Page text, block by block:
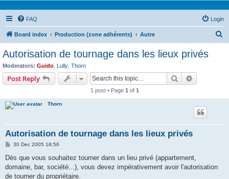
FAQ Login
Board index Production (zone adhérents) Autre
Autorisation de tournage dans les lieux privés
Moderators: Guido Lully Thorn
Post Reply Search
1 post • Page 1 of 1
Thorn
Autorisation de tournage dans les lieux privés
P
s
30 Dec 2005 18:56
Dès que vous souhaitez tourner dans un lieu privé (appartement,
domaine, bar, société...), vous devez impérativement avoir l'autorisation
de tourner du propriétaire.